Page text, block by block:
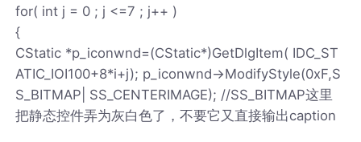
for( int j = 0 ; j <=7 ; j++ )
{
CStatic *p_iconwnd=(CStatic*)GetDlgItem( IDC_ST
ATIC_IOI100+8*i+j); p_iconwnd->ModifyStyle(0xF,S
S_BITMAP| SS_CENTERIMAGE); //SS_BITMAP这里
把静态控件弄为灰白色了，不要它又直接输出caption